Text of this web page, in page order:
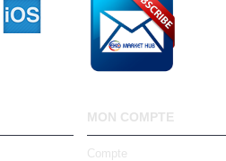
MON COMPTE
Compte